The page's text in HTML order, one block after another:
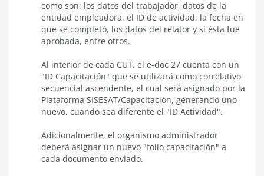
como son: los datos del trabajador, datos de la
entidad empleadora, el ID de actividad, la fecha en
que se completó, los datos del relator y si ésta fue
aprobada, entre otros.
Al interior de cada CUT, el e-doc 27 cuenta con un
"ID Capacitación" que se utilizará como correlativo
secuencial ascendente, el cual será asignado por la
Plataforma SISESAT/Capacitación, generando uno
nuevo, cuando sea diferente el "ID Actividad".
Adicionalmente, el organismo administrador
deberá asignar un nuevo "folio capacitación" a
cada documento enviado.